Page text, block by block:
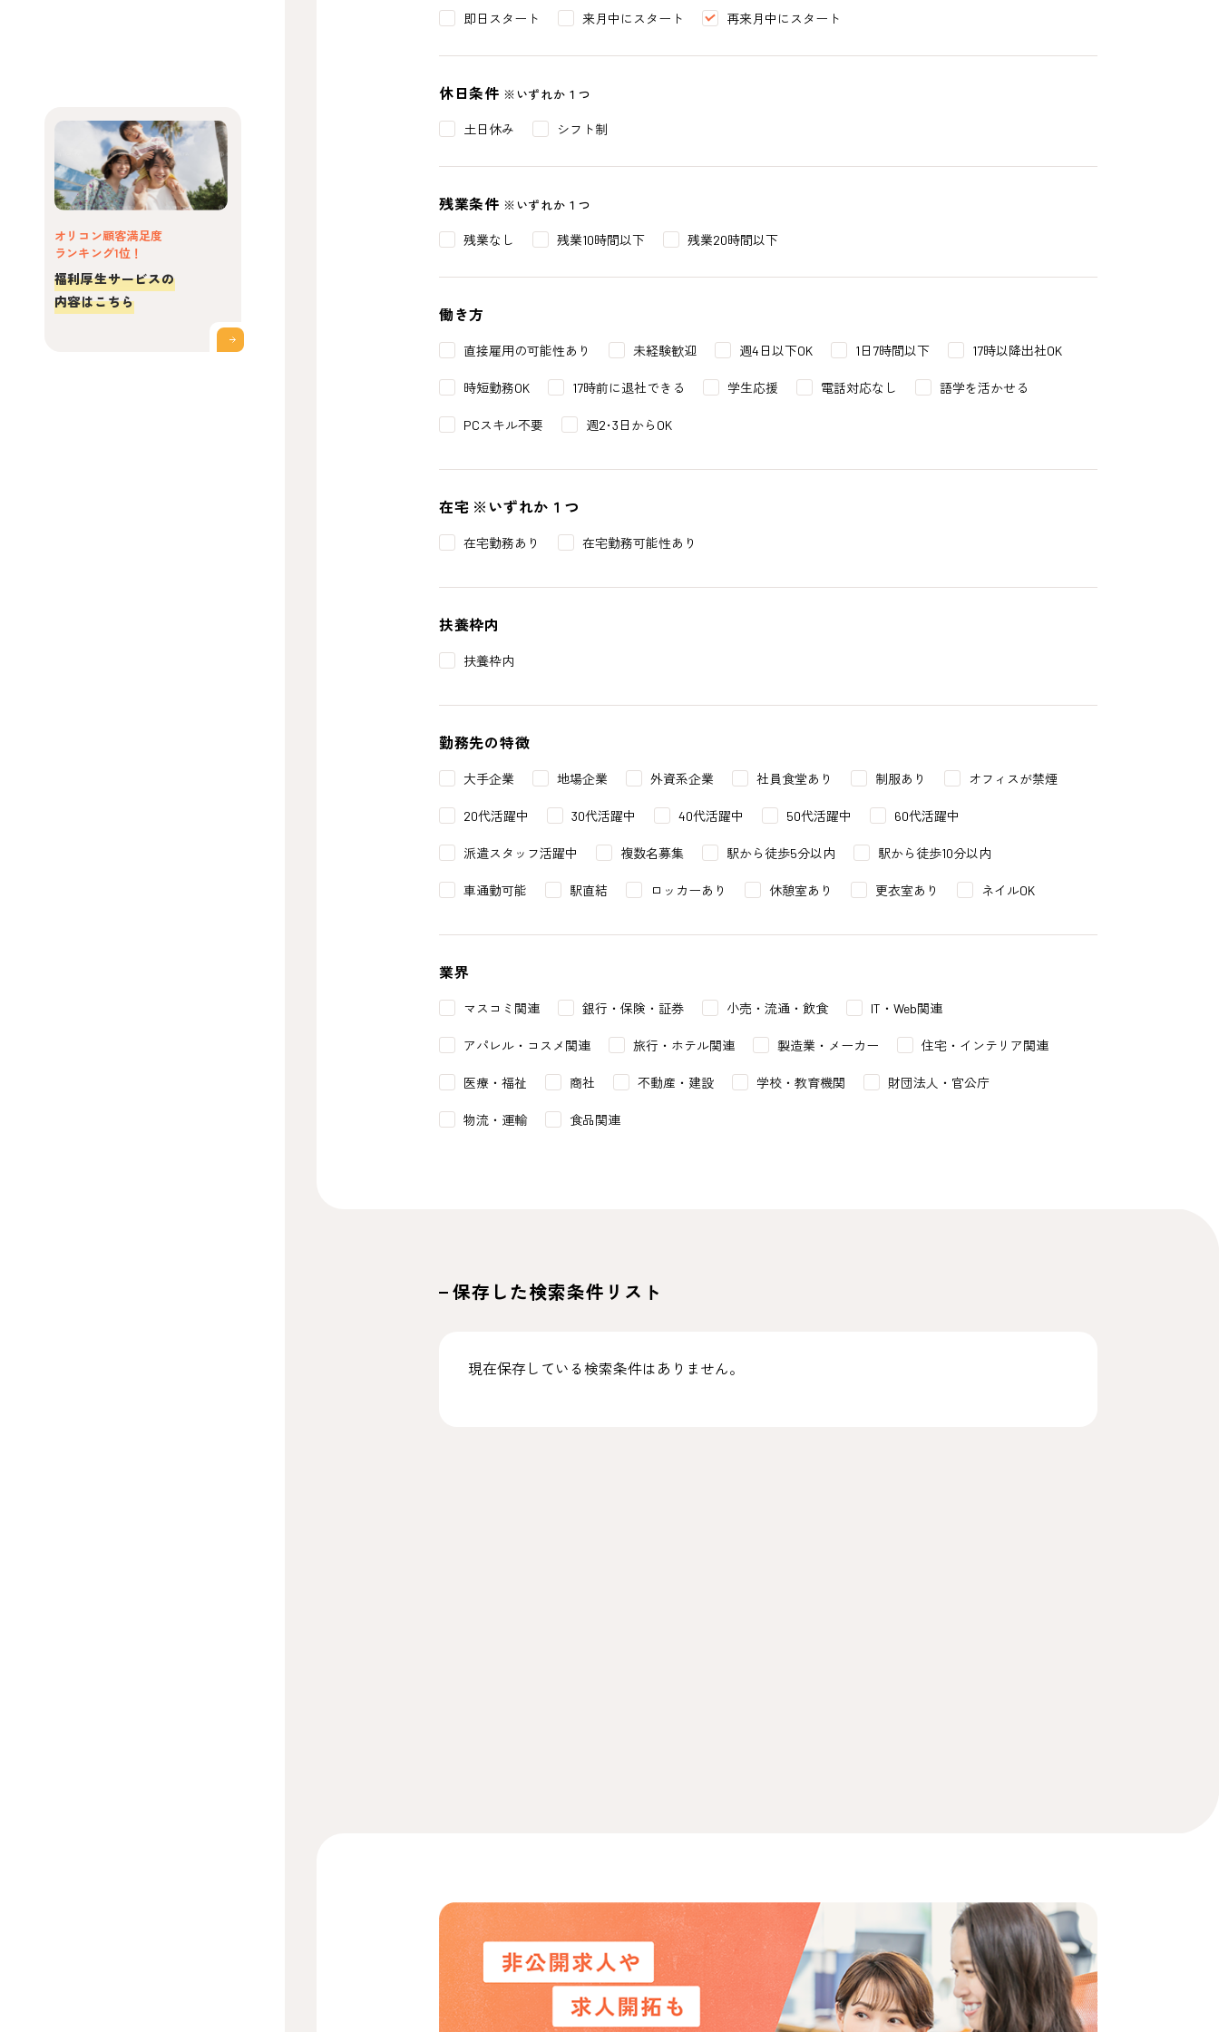
オリコン顧客満足度
ランキング1位！
福利厚生サービスの
内容はこちら
即日スタート 来月中にスタート 再来月中にスタート
休日条件 ※いずれか１つ
土日休み シフト制
残業条件 ※いずれか１つ
残業なし 残業10時間以下 残業20時間以下
働き方
直接雇用の可能性あり 未経験歓迎 週4日以下OK 1日7時間以下 17時以降出社OK
時短勤務OK 17時前に退社できる 学生応援 電話対応なし 語学を活かせる
PCスキル不要 週2･3日からOK
在宅 ※いずれか１つ
在宅勤務あり 在宅勤務可能性あり
扶養枠内
扶養枠内
勤務先の特徴
大手企業 地場企業 外資系企業 社員食堂あり 制服あり オフィスが禁煙
20代活躍中 30代活躍中 40代活躍中 50代活躍中 60代活躍中
派遣スタッフ活躍中 複数名募集 駅から徒歩5分以内 駅から徒歩10分以内
車通勤可能 駅直結 ロッカーあり 休憩室あり 更衣室あり ネイルOK
業界
マスコミ関連 銀行・保険・証券 小売・流通・飲食 IT・Web関連
アパレル・コスメ関連 旅行・ホテル関連 製造業・メーカー 住宅・インテリア関連
医療・福祉 商社 不動産・建設 学校・教育機関 財団法人・官公庁
物流・運輸 食品関連
保存した検索条件リスト
現在保存している検索条件はありません。